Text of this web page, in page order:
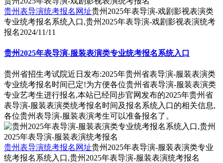
贵州表导演统考报名网址贵州2025年表导演-戏剧影视表演类
专业统考报名系统入口,贵州2025年表导演-戏剧影视表演统考
报名2024/11/11
贵州2025年表导演-服装表演类专业统考报名系统入口
贵州省招生考试院近日发布:2025年贵州省表导演-服装表演类
专业统考报名时间已定!为方便各位贵州省表导演-服装表演类
专业艺考生进行报名,本站已经同步官网发布的2025年贵州省
表导演-服装表演类统考报名时间及报名系统入口的相关信息,
各位贵州表导演-服装表演考生可以准备报名了。
贵州表导演统考报名网址贵州2025年表导演-服装表演类专业
统考报名系统入口,贵州2025年表导演-服装表演统考报名